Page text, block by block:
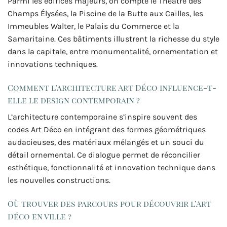
Champs Élysées, la Piscine de la Butte aux Cailles, les
Immeubles Walter, le Palais du Commerce et la
Samaritaine. Ces bâtiments illustrent la richesse du style
dans la capitale, entre monumentalité, ornementation et
innovations techniques.
Comment l’architecture Art Déco influence-t-
elle le design contemporain ?
L’architecture contemporaine s’inspire souvent des
codes Art Déco en intégrant des formes géométriques
audacieuses, des matériaux mélangés et un souci du
détail ornemental. Ce dialogue permet de réconcilier
esthétique, fonctionnalité et innovation technique dans
les nouvelles constructions.
Où trouver des parcours pour découvrir l’Art
Déco en ville ?